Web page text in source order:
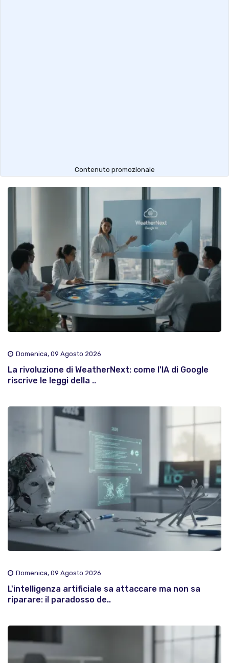
Contenuto promozionale
Domenica, 09 Agosto 2026
La rivoluzione di WeatherNext: come l'IA di Google
riscrive le leggi della ..
Domenica, 09 Agosto 2026
L'intelligenza artificiale sa attaccare ma non sa
riparare: il paradosso de..